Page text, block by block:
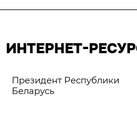
ИНТЕРНЕТ-
Президент Республики
Беларусь